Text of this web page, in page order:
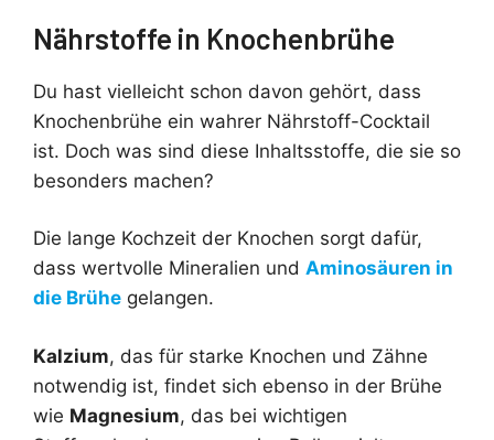
Nährstoffe in Knochenbrühe
Du hast vielleicht schon davon gehört, dass
Knochenbrühe ein wahrer Nährstoff-Cocktail
ist. Doch was sind diese Inhaltsstoffe, die sie so
besonders machen?
Die lange Kochzeit der Knochen sorgt dafür,
dass wertvolle Mineralien und Aminosäuren in
die Brühe gelangen.
Kalzium, das für starke Knochen und Zähne
notwendig ist, findet sich ebenso in der Brühe
wie Magnesium, das bei wichtigen